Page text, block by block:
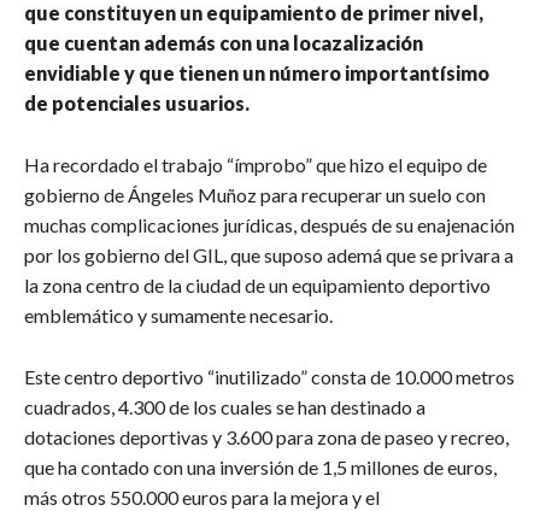
que constituyen un equipamiento de primer nivel,
que cuentan además con una locazalización
envidiable y que tienen un número importantísimo
de potenciales usuarios.
Ha recordado el trabajo “ímprobo” que hizo el equipo de
gobierno de Ángeles Muñoz para recuperar un suelo con
muchas complicaciones jurídicas, después de su enajenación
por los gobierno del GIL, que suposo ademá que se privara a
la zona centro de la ciudad de un equipamiento deportivo
emblemático y sumamente necesario.
Este centro deportivo “inutilizado” consta de 10.000 metros
cuadrados, 4.300 de los cuales se han destinado a
dotaciones deportivas y 3.600 para zona de paseo y recreo,
que ha contado con una inversión de 1,5 millones de euros,
más otros 550.000 euros para la mejora y el